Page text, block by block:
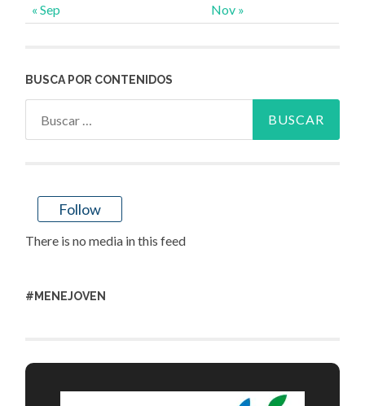
« Sep Nov »
BUSCA POR CONTENIDOS
Follow
There is no media in this feed
#MENEJOVEN